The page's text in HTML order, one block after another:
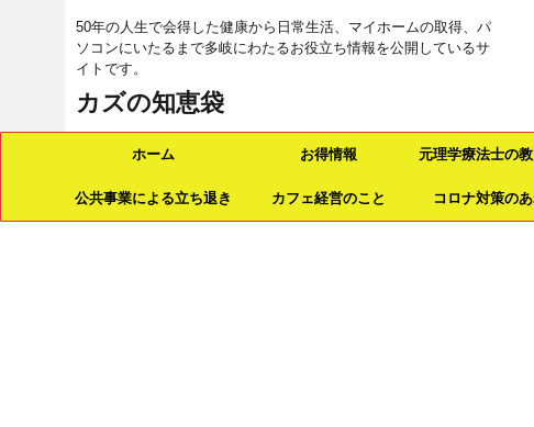
50年の人生で会得した健康から日常生活、マイホームの取得、パ
ソコンにいたるまで多岐にわたるお役立ち情報を公開しているサ
イトです。
カズの知恵袋
ホーム お得情報 元理学療法士の
法
公共事業による立ち退き カフェ経営のこと コロナ対策の